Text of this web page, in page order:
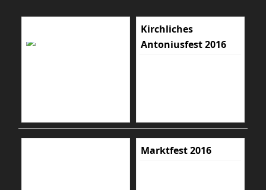
Kirchliches
Antoniusfest 2016
Marktfest 2016